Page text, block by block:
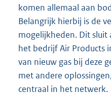
komen allemaal aan
Belangrijk hierbij is de
mogelijkheden. Dit sluit
het bedrijf Air Products
van nieuw gas bij deze
met andere
centraal in het netwerk.